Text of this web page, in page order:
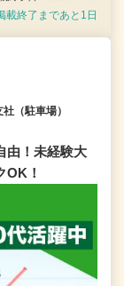
載終了まであと1日
（駐車場）
由！未経験大
OK！